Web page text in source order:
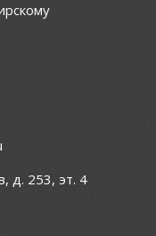
д. 253, эт. 4